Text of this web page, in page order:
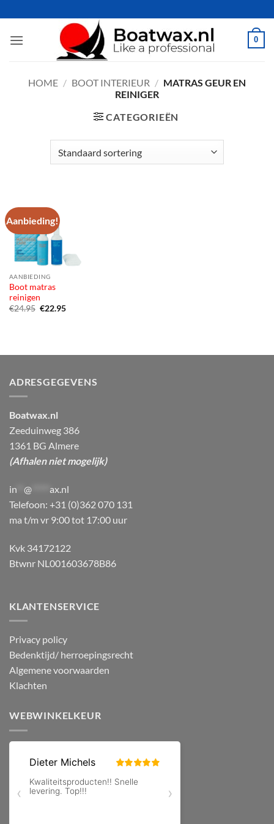
naar
inhoud
0
HOME / BOOT INTERIEUR / MATRAS GEUR EN
REINIGER
CATEGORIEËN
Aanbieding!
AANBIEDING
Boot matras
reinigen
€24.95 Oorspronkelijke
€22.95Huidige
ADRESGEGEVENS
Boatwax.nl
Zeeduinweg 386
1361 BG Almere
(Afhalen niet mogelijk)
in @
ax.nl
Telefoon: +31 (0)362 070 131
ma t/m vr 9:00 tot 17:00 uur
Kvk 34172122
Btwnr NL001603678B86
KLANTENSERVICE
Privacy policy
Bedenktijd/ herroepingsrecht
Algemene voorwaarden
Klachten
WEBWINKELKEUR